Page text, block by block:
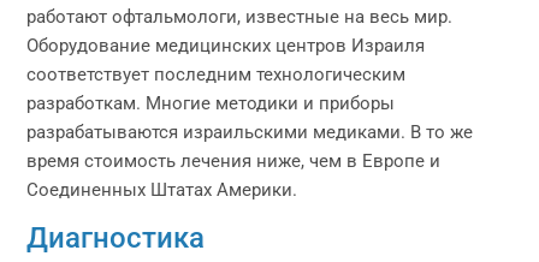
работают офтальмологи, известные на весь мир.
Оборудование медицинских центров Израиля
соответствует последним технологическим
разработкам. Многие методики и приборы
разрабатываются израильскими медиками. В то же
время стоимость лечения ниже, чем в Европе и
Соединенных Штатах Америки.
Диагностика